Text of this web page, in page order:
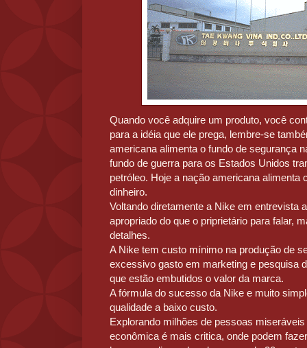
Quando você adquire um produto, você
para a idéia que ele prega, lembre-se
americana alimenta o fundo de segurança
fundo de guerra para os Estados Unidos
petróleo. Hoje a nação americana alimenta
dinheiro.
Voltando diretamente a Nike em entrevista
apropriado do que o priprietário para falar,
detalhes.
A Nike tem custo mínimo na produção de
excessivo gasto em marketing e pesquisa
que estão embutidos o valor da marca.
A fórmula do sucesso da Nike e muito
qualidade a baixo custo.
Explorando milhões de pessoas
econômica é mais critica, onde podem